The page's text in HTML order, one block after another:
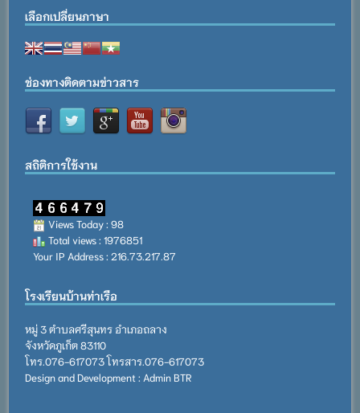
เลือกเปลี่ยนภาษา
ช่องทางติดตามข่าวสาร
สถิติการใช้งาน
Views Today : 98
Total views : 1976851
Your IP Address : 216.73.217.87
โรงเรียนบ้านท่าเรือ
หมู่ 3 ตำบลศรีสุนทร อำเภอถลาง
จังหวัดภูเก็ต 83110
โทร.076-617073 โทรสาร.076-617073
Design and Development : Admin BTR